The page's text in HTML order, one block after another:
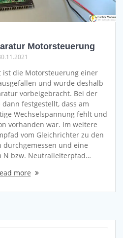
Motorsteuerung
ist die Motorsteuerung einer
und wurde deshalb
vorbeigebracht. Bei der
festgestellt, dass am
Wechselspannung fehlt und
vorhanden war. Im weitere
vom Gleichrichter zu den
durchgemessen und eine
N bzw. Neutralleiterpfad…
more